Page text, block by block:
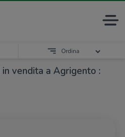
vendita a Agrigento :
Ordina